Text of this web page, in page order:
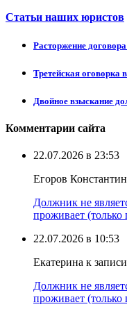
Статьи наших юристов
Расторжение
Третейская оговорка
Двойное взыскание
Комментарии сайта
22.07.2026 в 23:53
Егоров
Должник не
проживает (только
22.07.2026 в 10:53
Екатерина к записи
Должник не
проживает (только